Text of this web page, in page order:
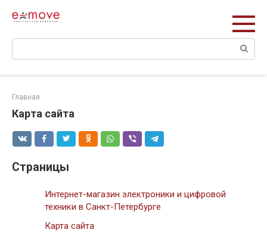
Поиск:
Главная
Карта сайта
Страницы
Интернет-магазин электроники и цифровой
техники в Санкт-Петербурге
Карта сайта